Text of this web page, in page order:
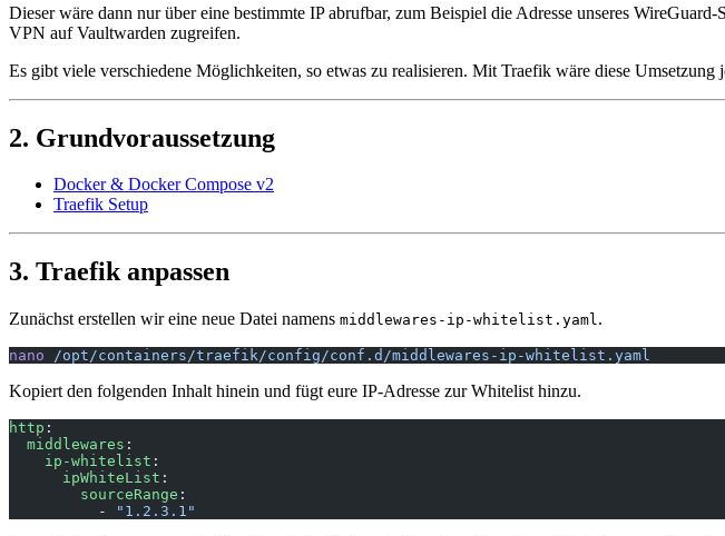
Dieser wäre dann nur über eine bestimmte IP abrufbar, zum Beispiel die Adresse unseres
VPN auf Vaultwarden zugreifen.
Es gibt viele verschiedene Möglichkeiten, so etwas zu realisieren. Mit Traefik wäre diese
2. Grundvoraussetzung
Docker & Docker Compose v2
Traefik Setup
3. Traefik anpassen
Zunächst erstellen wir eine neue Datei namens middlewares-ip-whitelist.yaml.
nano /opt/containers/traefik/config/conf.d/middlewares-ip-whitelist.yaml
Kopiert den folgenden Inhalt hinein und fügt eure IP-Adresse zur Whitelist hinzu.
http :
  middlewares
:
    ip-whitelist
:
      ipWhiteList
:
        sourceRange
:
          -
"1.2.3.1"